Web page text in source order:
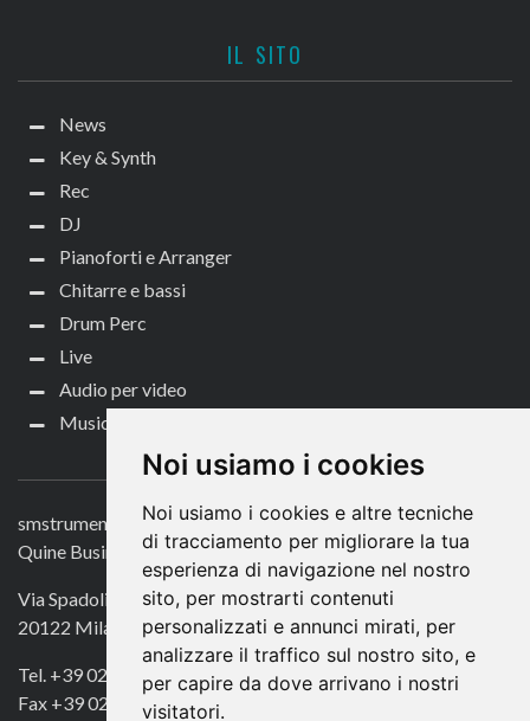
Noi usiamo i cookies
Noi usiamo i cookies e altre tecniche
di tracciamento per migliorare la tua
esperienza di navigazione nel nostro
sito, per mostrarti contenuti
personalizzati e annunci mirati, per
analizzare il traffico sul nostro sito, e
per capire da dove arrivano i nostri
visitatori.
IL SITO
News
Key & Synth
Rec
DJ
Pianoforti e Arranger
Chitarre e bassi
Drum Perc
Live
Audio per video
Music Life
CONTATTACI
smstrumentimusicali.it
Quine Business Publisher
Via Spadolini 7
20122 Milano
Tel. +39 02 49756990
Fax +39 02 72016740